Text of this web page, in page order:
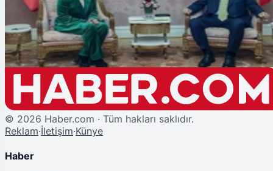
Cumhurbaşkanı Erdoğan, İtalya Başbakanı Meloni ile Görüştü: Gündemde
'Suriye' Vardı
© 2026 Haber.com · Tüm hakları saklıdır.
Reklam·İletişim·Künye
Haber